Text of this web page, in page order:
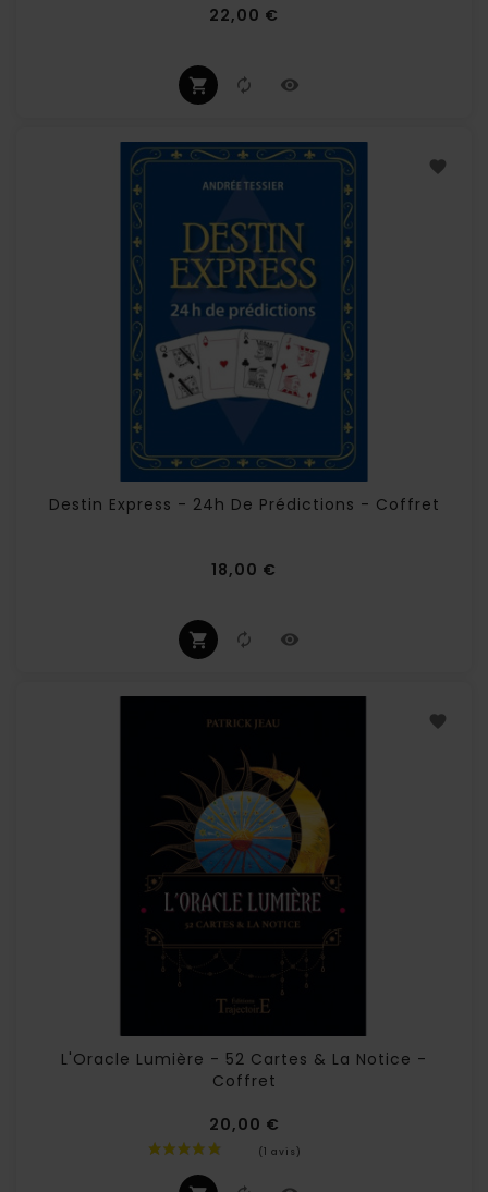
22,00 €
Destin Express - 24h De Prédictions - Coffret
18,00 €
L'Oracle Lumière - 52 Cartes & La Notice -
Coffret
20,00 €